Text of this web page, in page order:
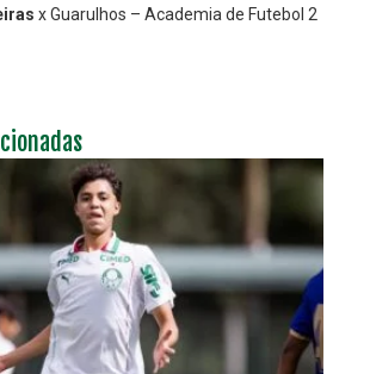
x Guarulhos – Academia de Futebol 2